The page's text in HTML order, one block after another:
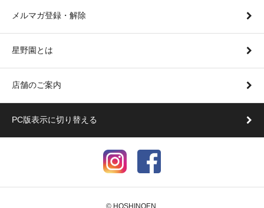
メルマガ登録・解除
星野園とは
店舗のご案内
PC版表示に切り替える